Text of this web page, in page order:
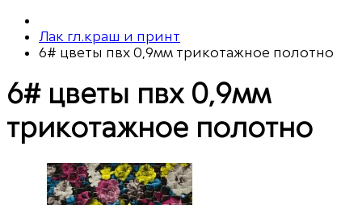
Лак гл.краш и принт
6# цветы пвх 0,9мм трикотажное полотно
6# цветы пвх 0,9мм
трикотажное полотно